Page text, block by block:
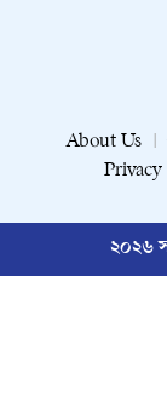
About Us
Privacy
২০২৬